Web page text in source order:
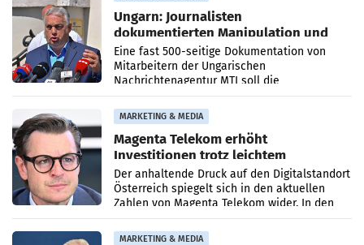
Ungarn: Journalisten
dokumentierten Manipulation und
Zensur
Eine fast 500-seitige Dokumentation von
Mitarbeitern der Ungarischen
Nachrichtenagentur MTI soll die
systematische Nachrichten-Manipulation und
Zensur bei der Agentur während der Zeit
MARKETING & MEDIA
Magenta Telekom erhöht
Investitionen trotz leichtem
Umsatzrückgang
Der anhaltende Druck auf den Digitalstandort
Österreich spiegelt sich in den aktuellen
Zahlen von Magenta Telekom wider. In den
ersten sechs Monaten des laufenden Jahres
verzeichnete
MARKETING & MEDIA